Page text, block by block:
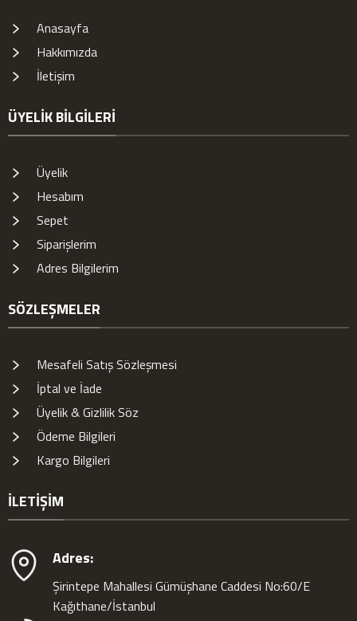
Anasayfa
Hakkımızda
İletişim
ÜYELIK BILGILERI
Üyelik
Hesabım
Sepet
Siparişlerim
Adres Bilgilerim
SÖZLEŞMELER
Mesafeli Satış Sözleşmesi
İptal ve İade
Üyelik & Gizlilik Söz
Ödeme Bilgileri
Kargo Bilgileri
İLETIŞIM
Adres:
Şirintepe Mahallesi Gümüşhane Caddesi No:60/E
Kağıthane/İstanbul